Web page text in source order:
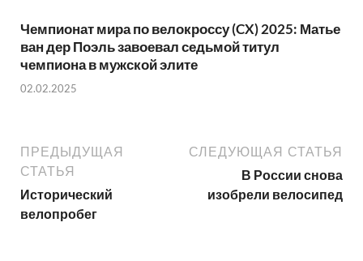
Чемпионат мира по велокроссу (CX) 2025: Матье
ван дер Поэль завоевал седьмой титул
чемпиона в мужской элите
02.02.2025
ПРЕДЫДУЩАЯ
СТАТЬЯ
Исторический
велопробег
СЛЕДУЮЩАЯ СТАТЬЯ
В России снова
изобрели велосипед